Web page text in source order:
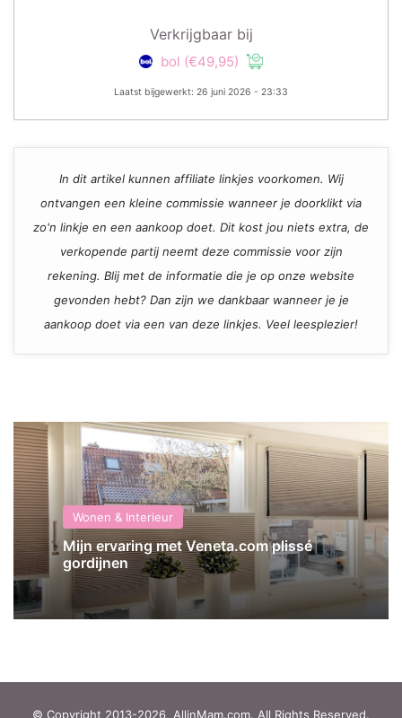
Verkrijgbaar bij
bol (€49,95)
Laatst bijgewerkt: 26 juni 2026 - 23:33
In dit artikel kunnen affiliate linkjes voorkomen. Wij
ontvangen een kleine commissie wanneer je doorklikt via
zo'n linkje en een aankoop doet. Dit kost jou niets extra, de
verkopende partij neemt deze commissie voor zijn
rekening. Blij met de informatie die je op onze website
gevonden hebt? Dan zijn we dankbaar wanneer je je
aankoop doet via een van deze linkjes. Veel leesplezier!
Wonen & Interieur
Mijn ervaring met Veneta.com plissé
gordijnen
© Copyright 2013-2026, AllinMam.com. All Rights Reserved.